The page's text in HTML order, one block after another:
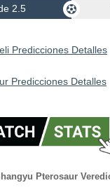
2.5
Predicciones Detalles
Predicciones Detalles
Pterosaur